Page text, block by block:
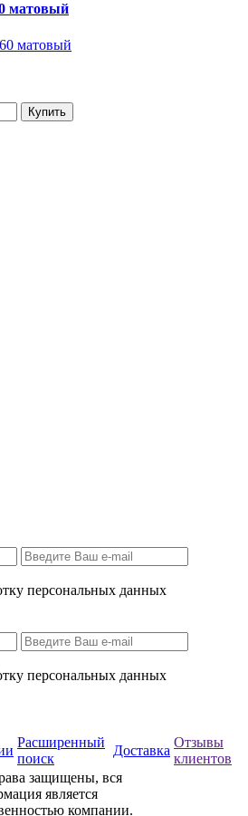
матовый
Купить
персональных данных
персональных данных
Расширенный
поиск
Доставка
Отзывы
клиентов
защищены, вся
является
компании.